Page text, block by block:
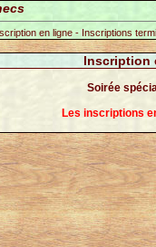
en ligne - Inscriptions
Inscription
Soirée
Les inscriptions